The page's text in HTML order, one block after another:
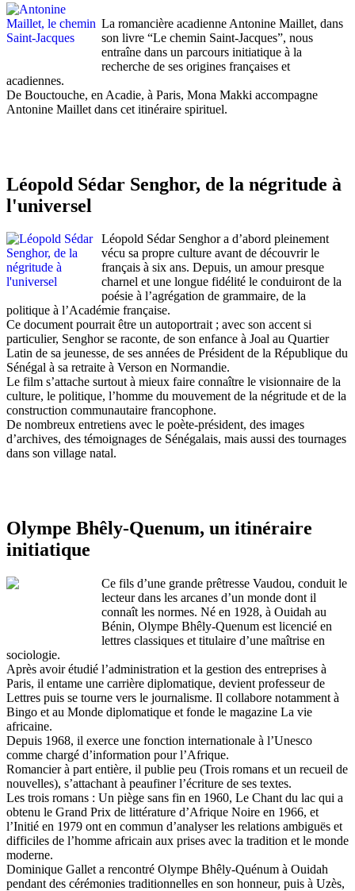
La romancière acadienne Antonine Maillet, dans
son livre “Le chemin Saint-Jacques”, nous
entraîne dans un parcours initiatique à la
recherche de ses origines françaises et
acadiennes.
De Bouctouche, en Acadie, à Paris, Mona Makki accompagne
Antonine Maillet dans cet itinéraire spirituel.
Léopold Sédar Senghor, de la négritude à
l'universel
Léopold Sédar Senghor a d’abord pleinement
vécu sa propre culture avant de découvrir le
français à six ans. Depuis, un amour presque
charnel et une longue fidélité le conduiront de la
poésie à l’agrégation de grammaire, de la
politique à l’Académie française.
Ce document pourrait être un autoportrait ; avec son accent si
particulier, Senghor se raconte, de son enfance à Joal au Quartier
Latin de sa jeunesse, de ses années de Président de la République du
Sénégal à sa retraite à Verson en Normandie.
Le film s’attache surtout à mieux faire connaître le visionnaire de la
culture, le politique, l’homme du mouvement de la négritude et de la
construction communautaire francophone.
De nombreux entretiens avec le poète-président, des images
d’archives, des témoignages de Sénégalais, mais aussi des tournages
dans son village natal.
Olympe Bhêly-Quenum, un itinéraire
initiatique
Ce fils d’une grande prêtresse Vaudou, conduit le
lecteur dans les arcanes d’un monde dont il
connaît les normes. Né en 1928, à Ouidah au
Bénin, Olympe Bhêly-Quenum est licencié en
lettres classiques et titulaire d’une maîtrise en
sociologie.
Après avoir étudié l’administration et la gestion des entreprises à
Paris, il entame une carrière diplomatique, devient professeur de
Lettres puis se tourne vers le journalisme. Il collabore notamment à
Bingo et au Monde diplomatique et fonde le magazine La vie
africaine.
Depuis 1968, il exerce une fonction internationale à l’Unesco
comme chargé d’information pour l’Afrique.
Romancier à part entière, il publie peu (Trois romans et un recueil de
nouvelles), s’attachant à peaufiner l’écriture de ses textes.
Les trois romans : Un piège sans fin en 1960, Le Chant du lac qui a
obtenu le Grand Prix de littérature d’Afrique Noire en 1966, et
l’Initié en 1979 ont en commun d’analyser les relations ambiguës et
difficiles de l’homme africain aux prises avec la tradition et le monde
moderne.
Dominique Gallet a rencontré Olympe Bhêly-Quénum à Ouidah
pendant des cérémonies traditionnelles en son honneur, puis à Uzès,